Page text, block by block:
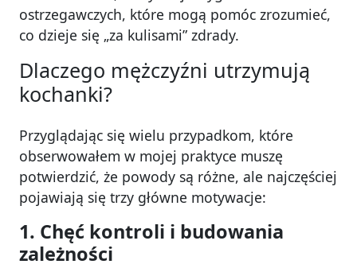
ostrzegawczych, które mogą pomóc zrozumieć,
co dzieje się „za kulisami” zdrady.
Dlaczego mężczyźni utrzymują
kochanki?
Przyglądając się wielu przypadkom, które
obserwowałem w mojej praktyce muszę
potwierdzić, że powody są różne, ale najczęściej
pojawiają się trzy główne motywacje:
1. Chęć kontroli i budowania
zależności